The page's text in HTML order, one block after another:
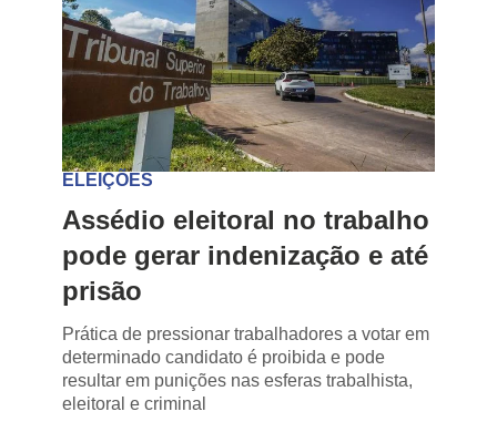
ELEIÇÕES
Assédio eleitoral no trabalho
pode gerar indenização e até
prisão
Prática de pressionar trabalhadores a votar em
determinado candidato é proibida e pode
resultar em punições nas esferas trabalhista,
eleitoral e criminal